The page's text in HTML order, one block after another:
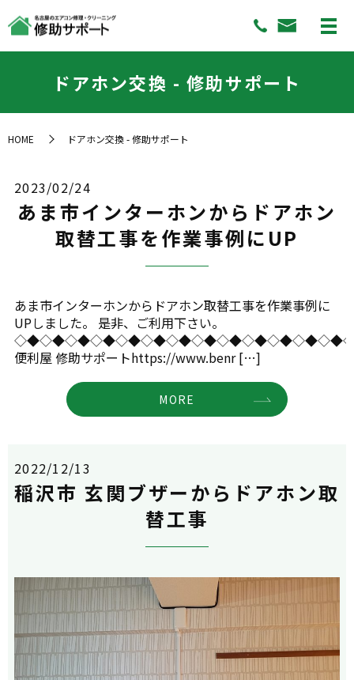
ドアホン交換 - 修助サポート
HOME ドアホン交換 - 修助サポート
2023/02/24
あま市インターホンからドアホン
取替工事を作業事例にUP
あま市インターホンからドアホン取替工事を作業事例に
UPしました。 是非、ご利用下さい。
便利屋 修助サポートhttps://www.benr […]
MORE
2022/12/13
稲沢市 玄関ブザーからドアホン取
替工事